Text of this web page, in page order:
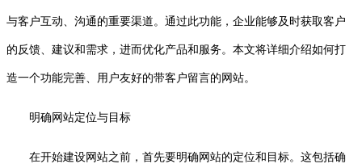
与客户互动、沟通的重要渠道。通过此功能，企业能够及时获取客户
的反馈、建议和需求，进而优化产品和服务。本文将详细介绍如何打
造一个功能完善、用户友好的带客户留言的网站。
明确网站定位与目标
在开始建设网站之前，首先要明确网站的定位和目标。这包括确